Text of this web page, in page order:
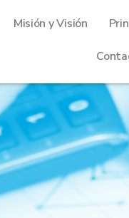
Misión y Visión